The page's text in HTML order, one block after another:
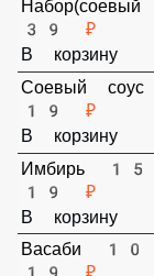
39 ₽
В корзину
Соевый
19 ₽
В корзину
Имбирь 15
19 ₽
В корзину